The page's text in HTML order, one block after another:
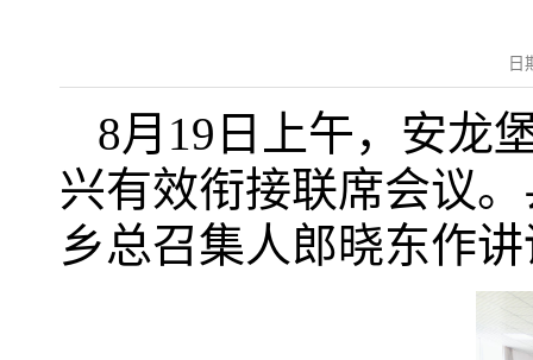
日
8月19日上午，安龙
兴有效衔接联席会议
乡总召集人郎晓东作